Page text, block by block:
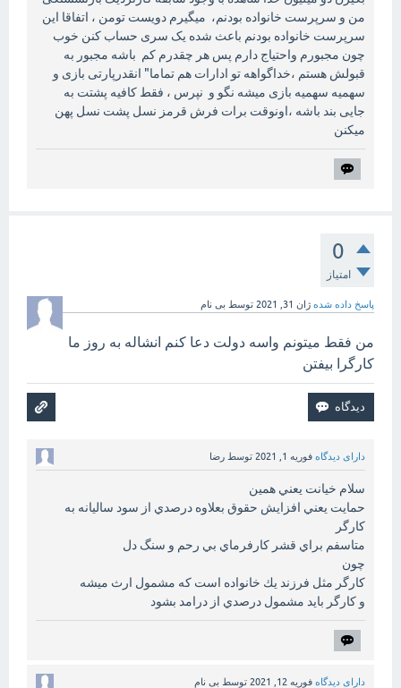
من و سرپرست خانواده بودنم، میگیرم دویست تومن ، اتفاقا این
سرپرست خانواده بودنم باعث شده یک سری حساب کنن خوب
چون مجبورم واحتیاج دارم پس هر چقدرم کم باشه مجبور به
قبولش هستم ،خداگواهه تو ادارات هم تماما" انقدرپارتی بازی و
سهمیه سهمیه بازی میشه نگو و نپرس ، فقط کافیه پشتت به
جایی بند باشه ،اونوقت برات فرش قرمز نسل پشت نسل پهن
میکنن
0
امتیاز
پاسخ داده شده ژان 31, 2021 توسط بی نام
من فقط میتونم واسه دولت دعا کنم انشاله به روز ما
کارگرا بیفتن
دارای دیدگاه فوریه 1, 2021 توسط رضا
سلام خيانت يعني همين
حمايت يعني افزايش حقوق بعلاوه درصدي از سود ساليانه به
كارگر
متاسفم براي قشر كارفرماي بي رحم و سنگ دل
چون
كارگر مثل فرزند يك خانواده است كه مشمول ارث ميشه
و كارگر بايد مشمول درصدي از درامد بشود
دارای دیدگاه فوریه 12, 2021 توسط بی نام